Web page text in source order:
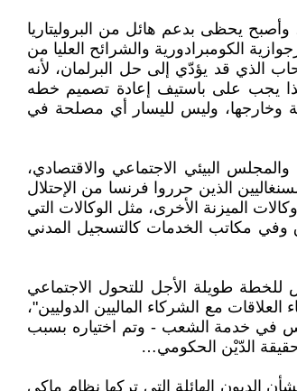
يحظى بدعم هائل من البروليتاريا
الكومبرادورية والشرائح العليا من
الذي قد يؤدّي إلى حل البرلمان، لأنه
يجب على باستيف إعادة تصميم خطه
وخارجها، وليس لليسار أي مصلحة في
النظر عن التدابير الرمزية والمهمة والمجلس البيئي الاجتماعي والاقتصادي،
إحياء ذكرى مذابح التيريليور دي ثياروي التي ارتكبها الجيش الفرنسي سنة 1944 ضد الجنود السنغاليين الذين حرروا فرنسا من الإحتلال
الميزنة الأخرى، مثل الوكالات التي
وفي مكاتب الخدمات كالتسجيل المدني
طويلة الأجل للتحول الاجتماعي
العلاقات مع الشركاء الماليين الدوليين"،
في خدمة الشعب - وتم اختياره بسبب
الدّيْن الحكومي…
الديون الهائلة التي تركها نظام ماكي